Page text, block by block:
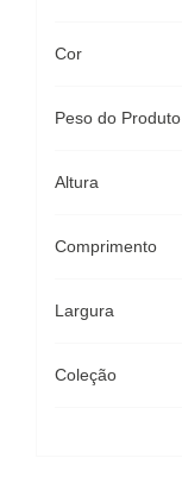
Cor
Peso do Produto
Altura
Comprimento
Largura
Coleção